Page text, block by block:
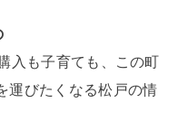
入も子育ても、この町
運びたくなる松戸の情